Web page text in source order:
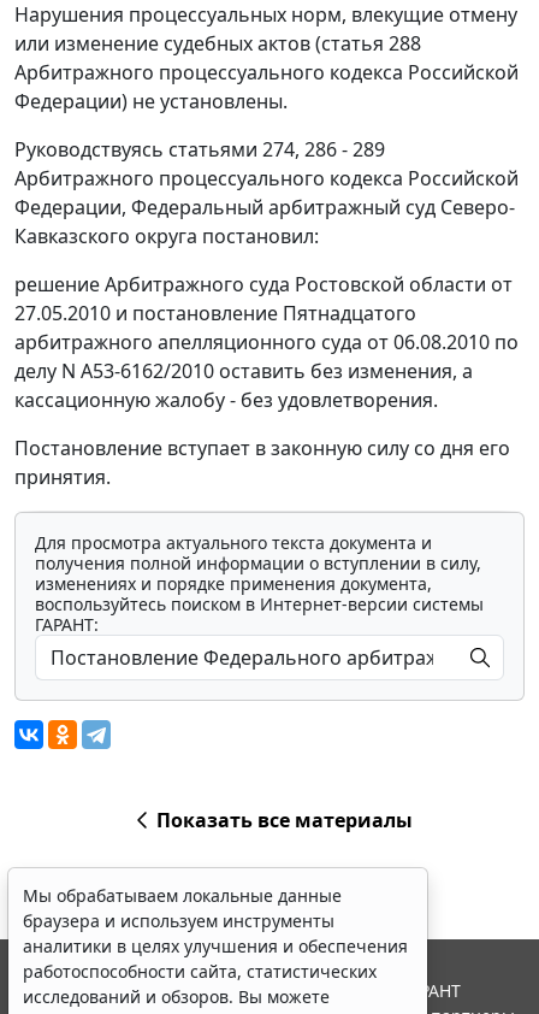
Нарушения процессуальных норм, влекущие отмену
или изменение судебных актов (статья 288
Арбитражного процессуального кодекса Российской
Федерации) не установлены.
Руководствуясь статьями 274, 286 - 289
Арбитражного процессуального кодекса Российской
Федерации, Федеральный арбитражный суд Северо-
Кавказского округа постановил:
решение Арбитражного суда Ростовской области от
27.05.2010 и постановление Пятнадцатого
арбитражного апелляционного суда от 06.08.2010 по
делу N А53-6162/2010 оставить без изменения, а
кассационную жалобу - без удовлетворения.
Постановление вступает в законную силу со дня его
принятия.
Для просмотра актуального текста документа и
получения полной информации о вступлении в силу,
изменениях и порядке применения документа,
воспользуйтесь поиском в Интернет-версии системы
ГАРАНТ:
Показать все материалы
Мы обрабатываем локальные данные
браузера и используем инструменты
аналитики в целях улучшения и обеспечения
работоспособности сайта, статистических
исследований и обзоров. Вы можете
© ООО "НПП "ГАРАНТ-СЕРВИС", 2026. Система ГАРАНТ